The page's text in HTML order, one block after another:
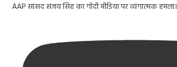
AAP सांसद संजय सिंह का गोदी मीडिया पर व्यंगात्मक हमला।